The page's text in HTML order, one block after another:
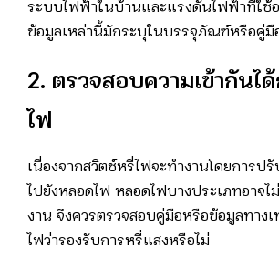
ระบบไฟฟ้าในบ้านและแรงดันไฟฟ้าที่ใช้อ
ข้อมูลเหล่านี้มักระบุในบรรจุภัณฑ์หรือคู่มื
2. ตรวจสอบความเข้ากันไ
ไฟ
เนื่องจากสวิตช์หรี่ไฟจะทำงานโดยการป
ไปยังหลอดไฟ หลอดไฟบางประเภทอาจไ
งาน จึงควรตรวจสอบคู่มือหรือข้อมูลทาง
ไฟว่ารองรับการหรี่แสงหรือไม่